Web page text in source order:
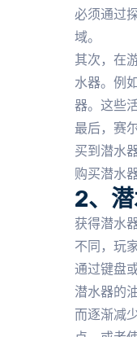
必须通过
域。
其次，在
水器。例
器。这些
最后，赛
买到潜水
购买潜水
2、
获得潜水
不同，玩
通过键盘
潜水器的
而逐渐减